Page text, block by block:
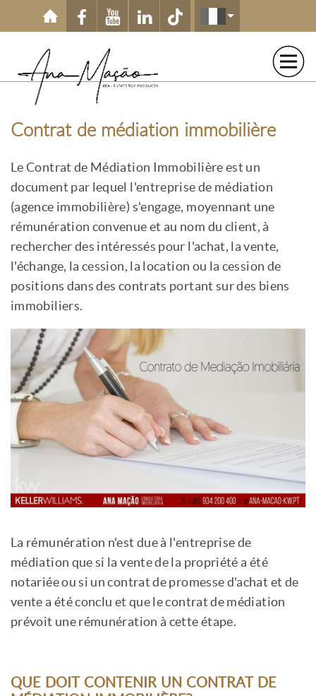
Aller au contenu principal
Contrat de médiation immobilière
Le Contrat de Médiation Immobilière est un
document par lequel l'entreprise de médiation
(agence immobilière) s'engage, moyennant une
rémunération convenue et au nom du client, à
rechercher des intéressés pour l'achat, la vente,
l'échange, la cession, la location ou la cession de
positions dans des contrats portant sur des biens
immobiliers.
La rémunération n'est due à l'entreprise de
médiation que si la vente de la propriété a été
notariée ou si un contrat de promesse d'achat et de
vente a été conclu et que le contrat de médiation
prévoit une rémunération à cette étape.
QUE DOIT CONTENIR UN CONTRAT DE